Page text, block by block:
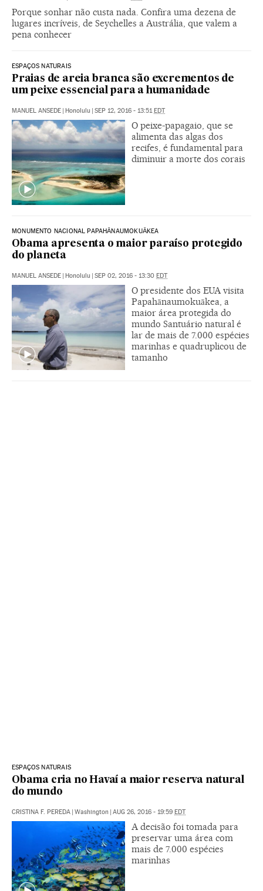
Porque sonhar não custa nada. Confira uma dezena de
lugares incríveis, de Seychelles a Austrália, que valem a
pena conhecer
ESPAÇOS NATURAIS
Praias de areia branca são excrementos de
um peixe essencial para a humanidade
MANUEL ANSEDE | Honolulu | SEP 12, 2016 - 13:51EDT
O peixe-papagaio, que se
alimenta das algas dos
recifes, é fundamental para
diminuir a morte dos corais
MONUMENTO NACIONAL PAPAHĀNAUMOKUĀKEA
Obama apresenta o maior paraíso protegido
do planeta
MANUEL ANSEDE | Honolulu | SEP 02, 2016 - 13:30 EDT
O presidente dos EUA visita
Papahānaumokuākea, a
maior área protegida do
mundo Santuário natural é
lar de mais de 7.000 espécies
marinhas e quadruplicou de
tamanho
ESPAÇOS NATURAIS
Obama cria no Havaí a maior reserva natural
do mundo
CRISTINA F. PEREDA | Washington | AUG 26, 2016 - 19:59 EDT
A decisão foi tomada para
preservar uma área com
mais de 7.000 espécies
marinhas